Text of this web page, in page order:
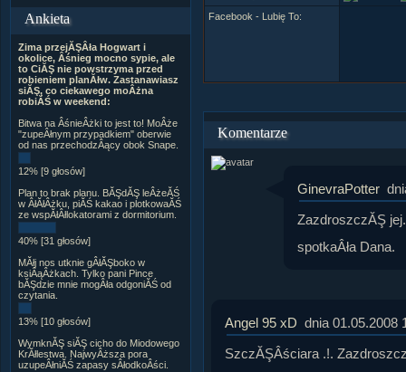
Ankieta
Zima przejĂŞÂła Hogwart i
okolice, Âśnieg mocno sypie, ale
to CiĂŞ nie powstrzyma przed
robieniem planĂłw. Zastanawiasz
siĂŞ, co ciekawego moÂżna
robiĂŚ w weekend:
Bitwa na ÂśnieÂżki to jest to! MoÂże
"zupeÂłnym przypadkiem" oberwie
od nas przechodzÂący obok Snape.
12% [9 głosów]
Plan to brak planu. BĂŞdĂŞ leÂżeĂŚ
w ÂłĂłÂżku, piĂŚ kakao i plotkowaĂŚ
ze wspĂłÂłlokatorami z dormitorium.
40% [31 głosów]
MĂłj nos utknie gÂłĂŞboko w
ksiÂąÂżkach. Tylko pani Pince
bĂŞdzie mnie mogÂła odgoniĂŚ od
czytania.
13% [10 głosów]
WymknĂŞ siĂŞ cicho do Miodowego
KrĂłlestwa. NajwyÂższa pora
uzupeÂłniĂŚ zapasy sÂłodkoÂści.
Facebook - Lubię To:
Komentarze
GinevraPotter
ZazdroszczĂŞ
spotkaÂła Dana.
Angel 95 xD dnia 01.05.2008
SzczĂŞÂściara .!.